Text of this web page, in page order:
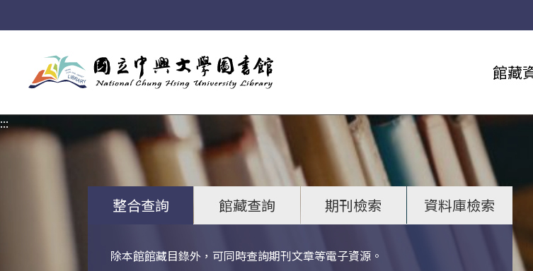
館藏
:::
整合查詢 館藏查詢 期刊檢索 資料庫檢索
除本館館藏目錄外，可同時查詢期刊文章等電子資源。
關鍵字搜尋